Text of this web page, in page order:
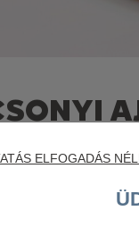
A „MY
végén a Citroën új
ELFOGADÁS